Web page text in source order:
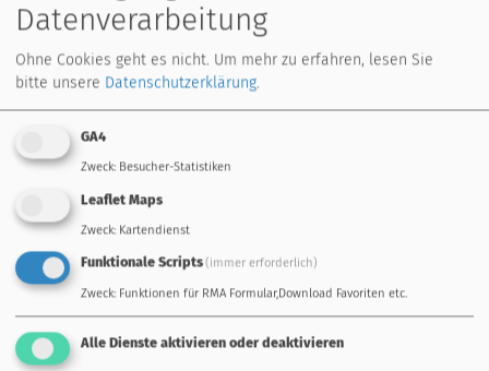
in 3872 Amaliendorf Details
Visualisierung (3 Tage)
in 3872 Amaliendorf Details
standard controller freely programmable
energy management remote maintenance
Datenverarbeitung
Ohne Cookies geht es nicht. Um mehr zu erfahren, lesen Sie
bitte unsere Datenschutzerklärung.
GA4
Zweck: Besucher-Statistiken
Leaflet Maps
Zweck: Kartendienst
Funktionale Scripts(immer erforderlich)
Zweck: Funktionen für RMA Formular,Download Favoriten etc.
Alle Dienste aktivieren oder deaktivieren